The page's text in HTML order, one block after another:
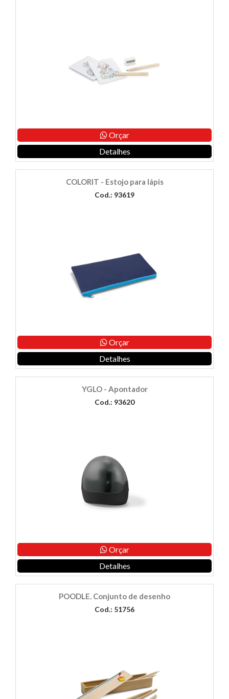
Orçar
Detalhes
COLORIT - Estojo para lápis
Cod.: 93619
Orçar
Detalhes
YGLO - Apontador
Cod.: 93620
Orçar
Detalhes
POODLE. Conjunto de desenho
Cod.: 51756